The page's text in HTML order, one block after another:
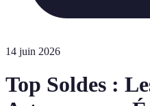
14 juin 2026
Top Soldes :